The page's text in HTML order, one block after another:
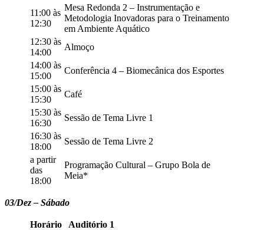
11:00 às
12:30
Mesa Redonda 2 – Instrumentação e
Metodologia Inovadoras para o Treinamento
em Ambiente Aquático
12:30 às
14:00
Almoço
14:00 às
15:00
Conferência 4 – Biomecânica dos Esportes
15:00 às
15:30
Café
15:30 às
16:30
Sessão de Tema Livre 1
16:30 às
18:00
Sessão de Tema Livre 2
a partir
das
18:00
Programação Cultural – Grupo Bola de
Meia*
03/Dez – Sábado
Horário
Auditório 1